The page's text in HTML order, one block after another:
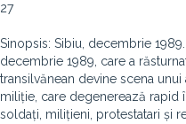
27
Sinopsis: Sibiu, decembrie
decembrie 1989, care a
transilvănean devine scena
miliție, care degenerează rapid
soldați, milițieni, protestatari și